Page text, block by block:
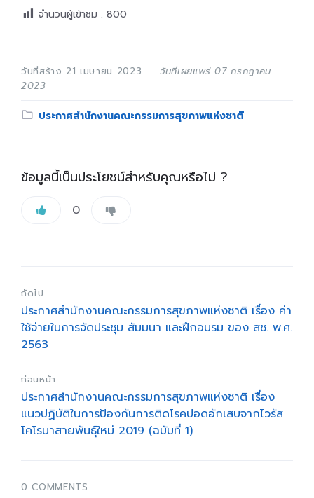
จำนวนผู้เข้าชม : 800
วันที่สร้าง 21 เมษายน 2023
วันที่เผยแพร่ 07 กรกฎาคม
2023
Category:
ประกาศสำนักงานคณะกรรมการสุขภาพแห่งชาติ
ข้อมูลนี้เป็นประโยชน์สำหรับคุณหรือไม่ ?
0
ถัดไป
ประกาศสำนักงานคณะกรรมการสุขภาพแห่งชาติ เรื่อง ค่า
ใช้จ่ายในการจัดประชุม สัมมนา และฝึกอบรม ของ สช. พ.ศ.
2563
ก่อนหน้า
ประกาศสำนักงานคณะกรรมการสุขภาพแห่งชาติ เรื่อง
แนวปฏิบัติในการป้องกันการติดโรคปอดอักเสบจากไวรัส
โคโรนาสายพันธุ์ใหม่ 2019 (ฉบับที่ 1)
0 COMMENTS